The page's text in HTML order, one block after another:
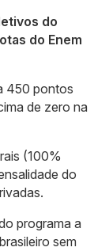
do
do Enem
450 pontos
de zero na
(100%
do
programa a
sem